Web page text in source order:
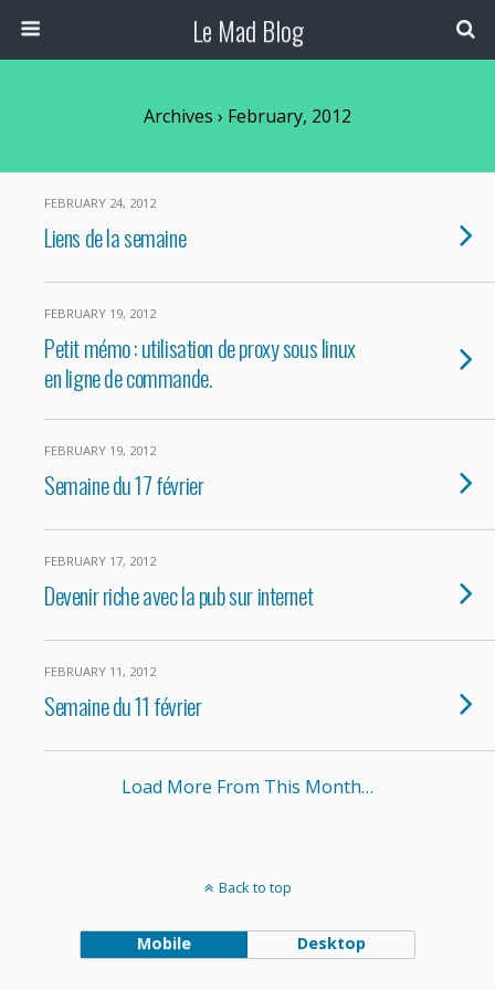
Le Mad Blog
Archives › February, 2012
FEBRUARY 24, 2012
Liens de la semaine
FEBRUARY 19, 2012
Petit mémo : utilisation de proxy sous linux
en ligne de commande.
FEBRUARY 19, 2012
Semaine du 17 février
FEBRUARY 17, 2012
Devenir riche avec la pub sur internet
FEBRUARY 11, 2012
Semaine du 11 février
Load More From This Month…
Back to top
Mobile Desktop